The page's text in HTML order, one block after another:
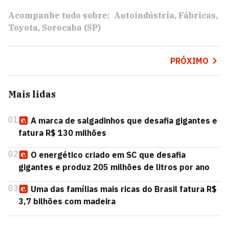
Acompanhe tudo sobre: Autoindústria Fábricas
Toyota Sorocaba (SP)
PRÓXIMO
Mais lidas
01
A marca de salgadinhos que desafia gigantes e
fatura R$ 130 milhões
02
O energético criado em SC que desafia
gigantes e produz 205 milhões de litros por ano
03
Uma das famílias mais ricas do Brasil fatura R$
3,7 bilhões com madeira